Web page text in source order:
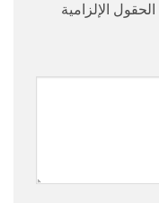
الحقول الإلزامية